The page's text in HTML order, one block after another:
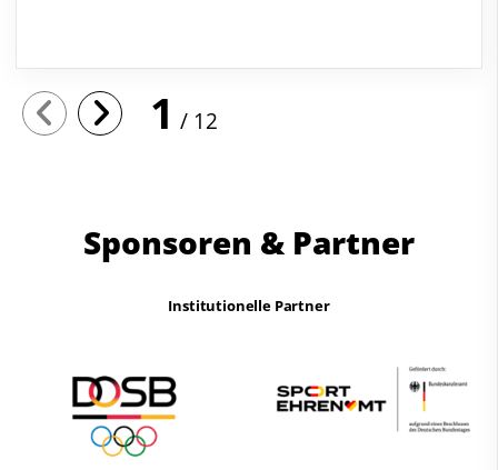
1 12
Sponsoren & Partner
Institutionelle Partner